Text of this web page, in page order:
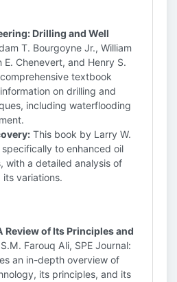
Drilling and Well
T. Bourgoyne Jr., William
E. Chenevert, and Henry S.
textbook
on drilling and
including waterflooding
This book by Larry W.
to enhanced oil
with a detailed analysis of
variations.
of Its Principles and
Farouq Ali, SPE Journal:
an in-depth overview of
its principles, and its